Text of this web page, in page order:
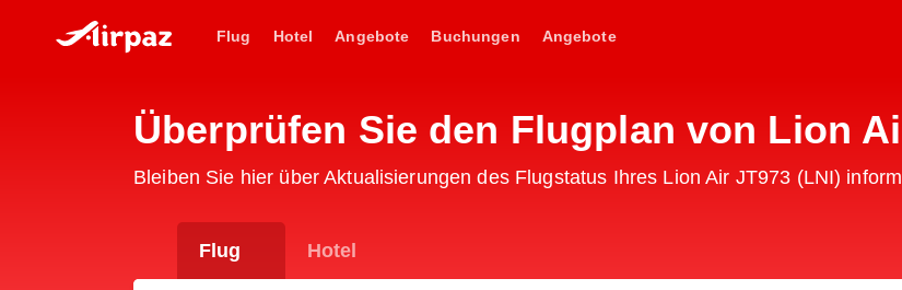
Flug Hotel Angebote Buchungen Angebote
Überprüfen Sie den Flugplan von Lion
Bleiben Sie hier über Aktualisierungen des Flugstatus Ihres Lion Air JT973 (LNI)
Flug Hotel